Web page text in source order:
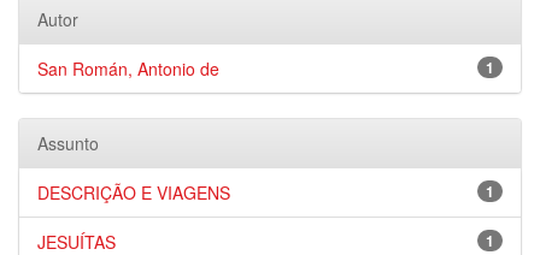
Autor
1
San Román, Antonio de
Assunto
1
DESCRIÇÃO E VIAGENS
1
JESUÍTAS